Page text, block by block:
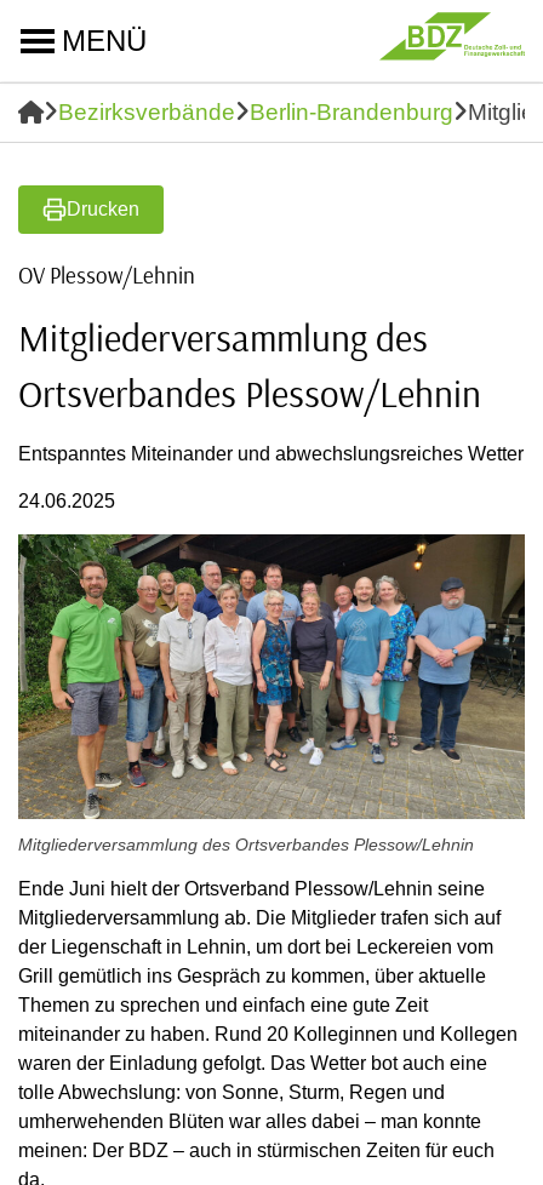
MENÜ
Bezirksverbände Berlin-Brandenburg
Drucken
OV Plessow/Lehnin
Mitgliederversammlung des
Ortsverbandes Plessow/Lehnin
Entspanntes Miteinander und abwechslungsreiches Wetter
24.06.2025
Mitgliederversammlung des Ortsverbandes Plessow/Lehnin
Ende Juni hielt der Ortsverband Plessow/Lehnin seine
Mitgliederversammlung ab. Die Mitglieder trafen sich auf
der Liegenschaft in Lehnin, um dort bei Leckereien vom
Grill gemütlich ins Gespräch zu kommen, über aktuelle
Themen zu sprechen und einfach eine gute Zeit
miteinander zu haben. Rund 20 Kolleginnen und Kollegen
waren der Einladung gefolgt. Das Wetter bot auch eine
tolle Abwechslung: von Sonne, Sturm, Regen und
umherwehenden Blüten war alles dabei – man konnte
meinen: Der BDZ – auch in stürmischen Zeiten für euch
da.